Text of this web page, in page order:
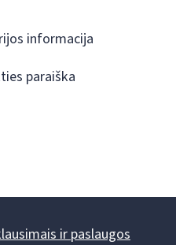
informacija
paraiška
ir paslaugos